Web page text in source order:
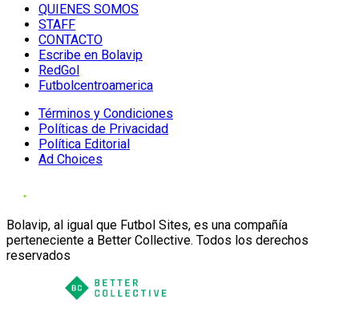
QUIENES SOMOS
STAFF
CONTACTO
Escribe en Bolavip
RedGol
Futbolcentroamerica
Términos y Condiciones
Políticas de Privacidad
Política Editorial
Ad Choices
Bolavip, al igual que Futbol Sites, es una compañía
perteneciente a Better Collective. Todos los derechos
reservados